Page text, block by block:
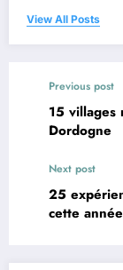
View All Posts
Previous post
15 villages
Dordogne
Next post
25
cette année